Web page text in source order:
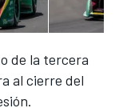
de la tercera
al cierre del